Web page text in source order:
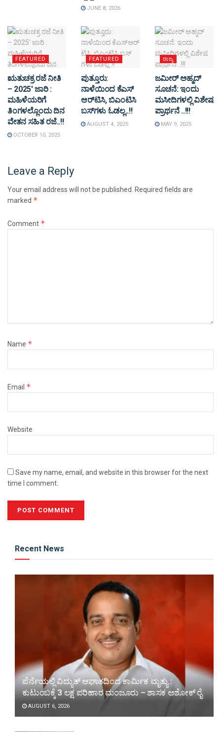
JUNE 8, 2026
FEATURED
ಋತುಚಕ್ರ ರಜೆ ನೀತಿ
– 2025′ ಜಾರಿ :
ಮಹಿಳೆಯರಿಗೆ
ತಿಂಗಳಲ್ಲೊಂದು ದಿನ
ವೇತನ ಸಹಿತ ರಜೆ..!!
OCTOBER 10, 2025
FEATURED
ಪುತ್ತೂರು:
ನಾಳೆಯಿಂದ ಕೆಎಸ್​
ಆರ್​ಟಿಸಿ, ಬಿಎಂಟಿಸಿ
ಬಸ್​ಗಳು​ ಓಡಲ್ಲ..!!
AUGUST 4, 2025
ರಾಜ್ಯ
ಜಮೀರ್ ಅಹ್ಮದ್
ಸೂಚನೆ: ಇಂದು
ಮಸೀದಿಗಳಲ್ಲಿ ವಿಶೇಷ
ಪ್ರಾರ್ಥನೆ ..!!!
MAY 9, 2025
Leave a Reply
Your email address will not be published.
Required fields are
marked *
Comment *
Name *
Email *
Website
Save my name, email, and website in this browser for the next
time I comment.
Recent News
ಪೆರ್ನೆಯಲ್ಲಿ ವಿದ್ಯುತ್ ಆಘಾತದಿಂದ ಕಾರ್ಮಿಕ ಮೃತ್ಯು :
ಕುಟುಂಬಕ್ಕೆ 3 ಲಕ್ಷ ಪರಿಹಾರ ಮಂಜೂರು – ಶಾಸಕ ಅಶೋಕ್ ರೈ
AUGUST 6, 2026